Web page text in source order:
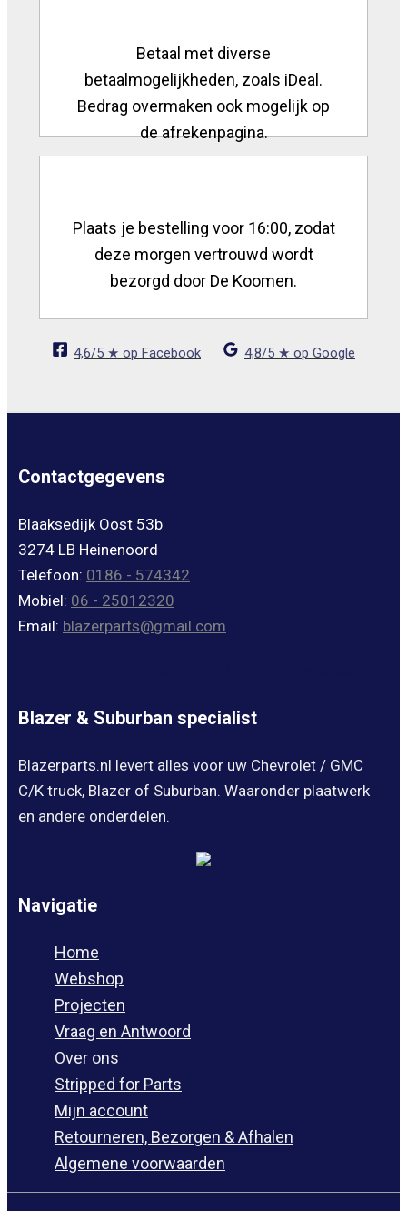
Betaal met diverse
betaalmogelijkheden, zoals iDeal.
Bedrag overmaken ook mogelijk op
de afrekenpagina.
Plaats je bestelling voor 16:00, zodat
deze morgen vertrouwd wordt
bezorgd door De Koomen.
4,6/5 ★ op Facebook 4,8/5 ★ op Google
Contactgegevens
Blaaksedijk Oost 53b
3274 LB Heinenoord
Telefoon: 0186 - 574342
Mobiel: 06 - 25012320
Email: blazerparts@gmail.com
Blazer & Suburban specialist
Blazerparts.nl levert alles voor uw Chevrolet / GMC
C/K truck, Blazer of Suburban. Waaronder plaatwerk
en andere onderdelen.
Navigatie
Home
Webshop
Projecten
Vraag en Antwoord
Over ons
Stripped for Parts
Mijn account
Retourneren, Bezorgen & Afhalen
Algemene voorwaarden